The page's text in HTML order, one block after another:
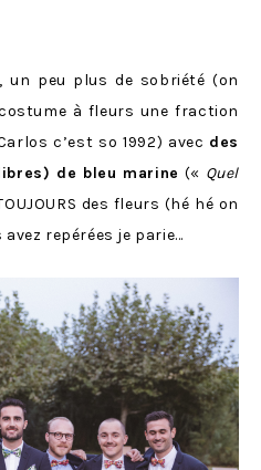
un peu plus de sobriété (on
à fleurs une fraction
c’est so 1992) avec des
de bleu marine (« Quel
des fleurs (hé hé on
repérées je parie…